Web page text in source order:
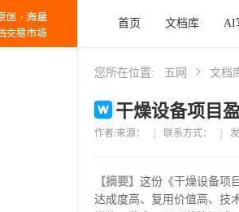
首页 文档库 AI
您所在位置: 五网 文档
干燥设备项目
作者/来源： 联系方式：
【摘要】 这份《干燥设备项
达成度高、复用价值高、技